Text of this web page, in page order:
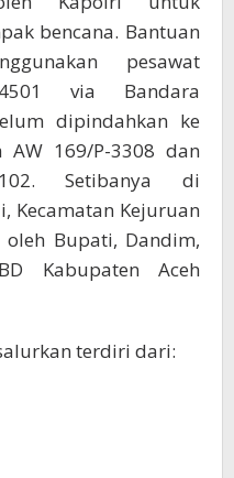
bencana. Bantuan
pesawat
via Bandara
dipindahkan ke
169/P-3308 dan
Setibanya di
Kecamatan Kejuruan
Bupati, Dandim,
Kabupaten Aceh
terdiri dari: